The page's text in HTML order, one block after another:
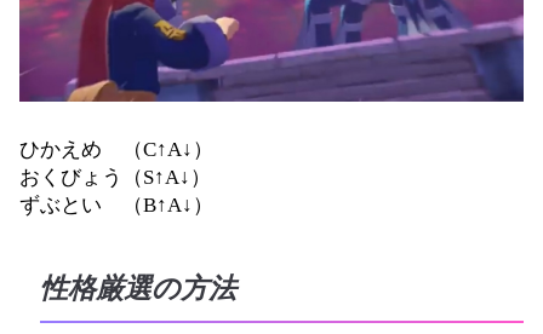
ひかえめ （C↑A↓）
おくびょう（S↑A↓）
ずぶとい （B↑A↓）
性格厳選の方法